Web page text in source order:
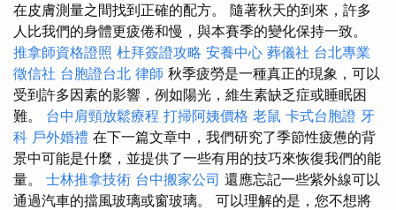
在皮膚測量之間找到正確的配方。 隨著秋天的到來，許多
人比我們的身體更疲倦和慢，與本賽季的變化保持一致。
推拿師資格證照 杜拜簽證攻略 安養中心 葬儀社 台北專業
徵信社 台胞證台北 律師 秋季疲勞是一種真正的現象，可以
受到許多因素的影響，例如陽光，維生素缺乏症或睡眠困
難。 台中肩頸放鬆療程 打掃阿姨價格 老鼠 卡式台胞證 牙
科 戶外婚禮 在下一篇文章中，我們研究了季節性疲憊的背
景中可能是什麼，並提供了一些有用的技巧來恢復我們的能
量。 士林推拿技術 台中搬家公司 還應忘記一些紫外線可以
通過汽車的擋風玻璃或窗玻璃。 可以理解的是，您不想將